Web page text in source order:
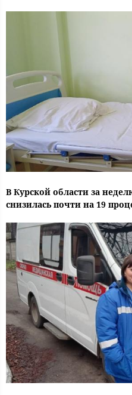
В Курской области за
снизилась почти на 19